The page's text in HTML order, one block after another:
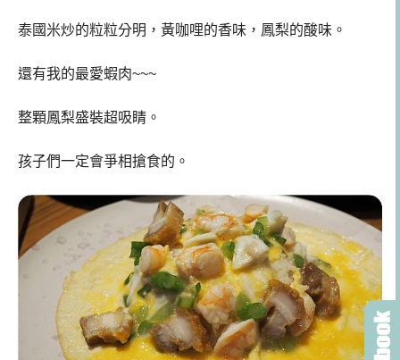
泰國米炒的粒粒分明，黃咖哩的香味，鳳梨的酸味。
還有我的最愛蝦肉~~~
整顆鳳梨盛裝超吸睛。
孩子們一定會爭相搶食的。